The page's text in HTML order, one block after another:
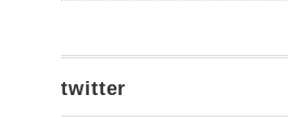
twitter